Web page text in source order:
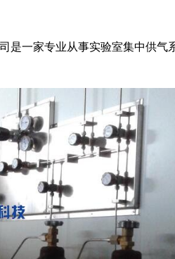
是一家专业从事实验室集中供